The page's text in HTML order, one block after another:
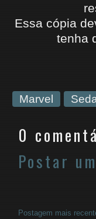
Essa cópia
tenha
Marvel
0
Postar
Postagem mais